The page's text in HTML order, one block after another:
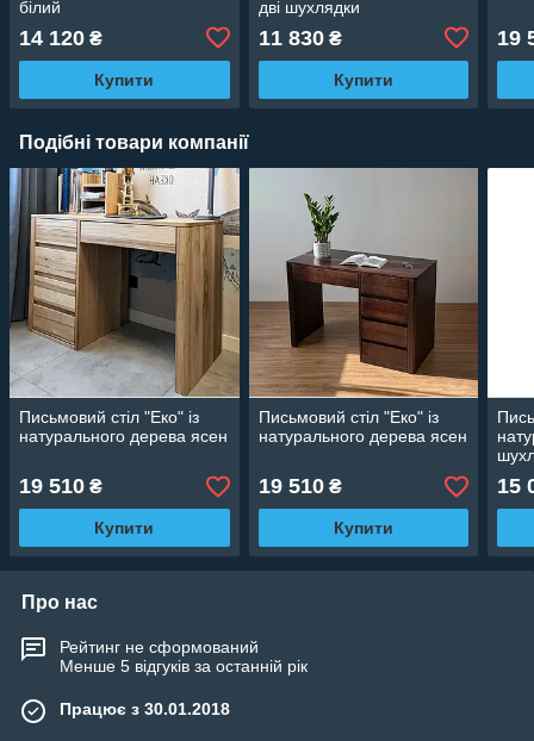
білий
14 120 ₴
Купити
дві шухлядки
11 830₴
Купити
19
Подібні товари компанії
Письмовий стіл "Еко" із
натурального дерева ясен
19 510 ₴
Купити
Письмовий стіл "Еко" із
натурального дерева ясен
19 510₴
Купити
15
Про нас
Рейтинг не сформований
Менше 5 відгуків за останній рік
Працює з 30.01.2018